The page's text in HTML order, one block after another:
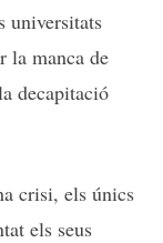
universitats
la manca de
decapitació
crisi, els únics
els seus